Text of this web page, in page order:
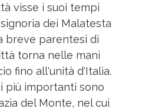
visse i suoi tempi
dei Malatesta
breve parentesi di
torna nelle mani
fino all'unità d'Italia.
più importanti sono
del Monte, nel cui